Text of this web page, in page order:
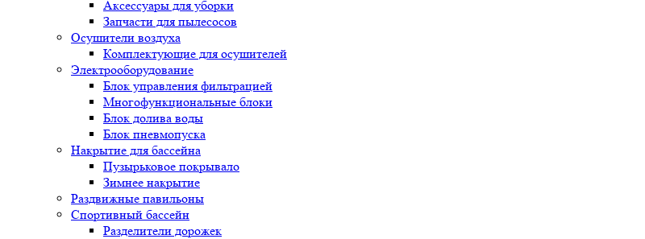
Аксессуары для уборки
Запчасти для пылесосов
Осушители воздуха
Комплектующие для осушителей
Электрооборудование
Блок управления фильтрацией
Многофункциональные блоки
Блок долива воды
Блок пневмопуска
Накрытие для бассейна
Пузырьковое покрывало
Зимнее накрытие
Раздвижные павильоны
Спортивный бассейн
Разделители дорожек